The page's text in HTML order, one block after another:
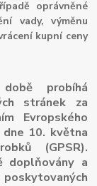
oprávněné
vady, výměnu
kupní ceny
probíhá
stránek za
Evropského
10. května
(GPSR).
doplňovány a